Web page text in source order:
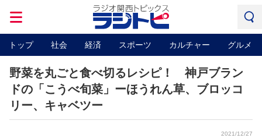
トップ 社会 経済 スポーツ カルチャー グルメ
野菜を丸ごと食べ切るレシピ！ 神戸ブラン
ドの「こうべ旬菜」ーほうれん草、ブロッコ
リー、キャベツー
2021/12/27